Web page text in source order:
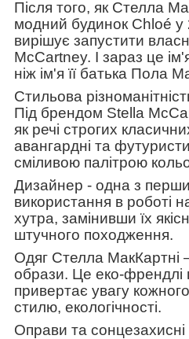
Після того, як Стелла
модний будинок Chloé у
вирішує запустити
McCartney. І зараз це
ніж ім'я її батька Пола
Стильова
Під брендом Stella
як речі строгих
авангардні та
сміливою палітрою
Дизайнер - одна з
використання в роботі
хутра, замінивши їх
штучного походження.
Одяг Стелла МакКартні
образи. Це еко-френдлі
привертає увагу
стилю, екологічності.
Оправи та